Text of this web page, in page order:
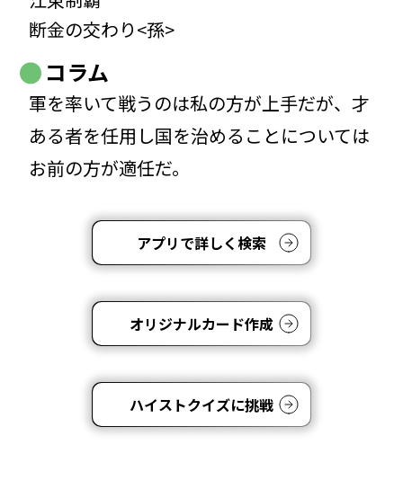
断金の交わり<孫>
コラム
軍を率いて戦うのは私の方が上手だが、才
ある者を任用し国を治めることについては
お前の方が適任だ。
アプリで詳しく検索
オリジナルカード作成
ハイストクイズに挑戦